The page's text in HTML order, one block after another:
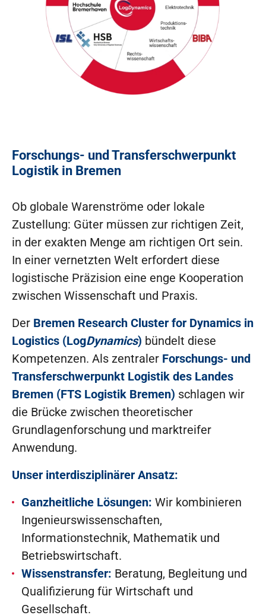
Forschungs- und Transferschwerpunkt
Logistik in Bremen
Ob globale Warenströme oder lokale
Zustellung: Güter müssen zur richtigen Zeit,
in der exakten Menge am richtigen Ort sein.
In einer vernetzten Welt erfordert diese
logistische Präzision eine enge Kooperation
zwischen Wissenschaft und Praxis.
Der Bremen Research Cluster for Dynamics in
Logistics (LogDynamics) bündelt diese
Kompetenzen. Als zentraler Forschungs- und
Transferschwerpunkt Logistik des Landes
Bremen (FTS Logistik Bremen) schlagen wir
die Brücke zwischen theoretischer
Grundlagenforschung und marktreifer
Anwendung.
Unser interdisziplinärer Ansatz:
Ganzheitliche Lösungen: Wir kombinieren
Ingenieurswissenschaften,
Informationstechnik, Mathematik und
Betriebswirtschaft.
Wissenstransfer: Beratung, Begleitung und
Qualifizierung für Wirtschaft und
Gesellschaft.